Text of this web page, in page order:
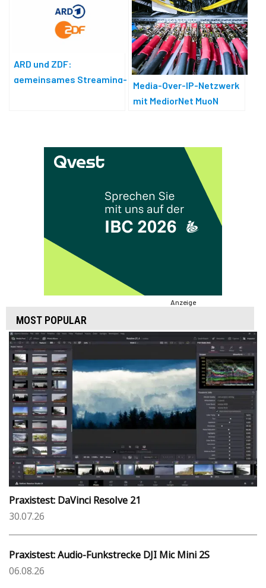
ARD und ZDF:
gemeinsames Streaming-
Media-Over-IP-Netzwerk
mit MediorNet MuoN
Anzeige
MOST POPULAR
Praxistest: DaVinci Resolve 21
30.07.26
Praxistest: Audio-Funkstrecke DJI Mic Mini 2S
06.08.26